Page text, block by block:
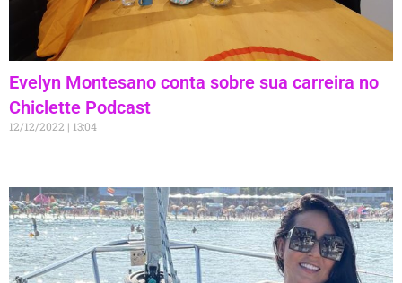
Evelyn Montesano conta sobre sua carreira no
Chiclette Podcast
12/12/2022 13:04